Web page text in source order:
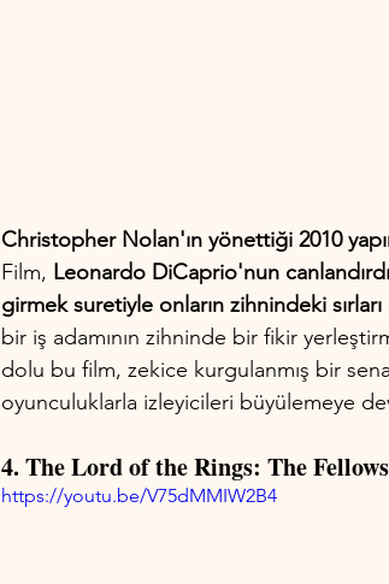
Christopher Nolan'ın yönettiği 2010
Film, Leonardo DiCaprio'nun
girmek suretiyle onların zihnindeki
bir iş adamının zihninde bir fikir
dolu bu film, zekice kurgulanmış bir
oyunculuklarla izleyicileri büyülemeye
4. The Lord of the Rings: The
https://youtu.be/V75dMMIW2B4